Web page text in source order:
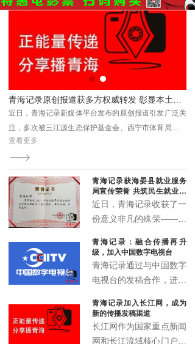
育局主办，市群众体育指
导中心、城东区总工会、
城东区文体旅游科技局、
火车站街道办事处、青海
护您坊企业管理有限公司
联合承办。
居民齐聚赛场，共赴家门
口的趣味运动之约。
查看更多
青海记录获海晏县就业服务
局宣传荣誉 共筑民生就业宣
传新篇
近日，青海记录收获了一
份意义非凡的殊荣——来
传鼓励荣誉证书。这一荣
誉不仅是对青海记录过往
宣传工作的高度认可，更
宣传事业发展的有力见
证。
青海记录：融合传播再升
级，加入中国数字电视台
青海记录通过与中国数字
电视台的发稿合作，进一
阵，实现了青海故事的多
渠道、多层次、多形态传
播，为高原地区文化传播
青海记录加入长江网，成为
新的传播发稿渠道
长江网作为国家重点新闻
网和长江流域核心门户，